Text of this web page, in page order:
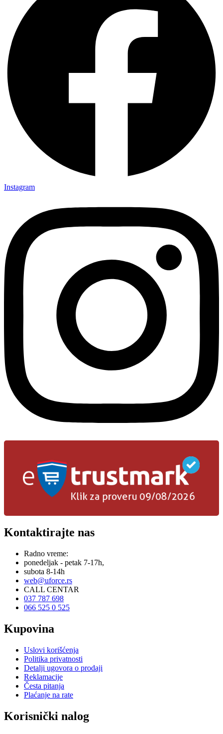
Instagram
Kontaktirajte nas
Radno vreme:
ponedeljak - petak 7-17h,
subota 8-14h
web@uforce.rs
CALL CENTAR
037 787 698
066 525 0 525
Kupovina
Uslovi korišćenja
Politika privatnosti
Detalji ugovora o prodaji
Reklamacije
Česta pitanja
Plaćanje na rate
Korisnički nalog